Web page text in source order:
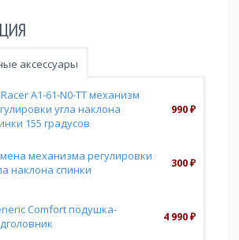
аксессуары
A1-61-N0-TT механизм
угла наклона
155 градусов
990₽
механизма регулировки
наклона спинки
300₽
Comfort подушка-
4 990₽